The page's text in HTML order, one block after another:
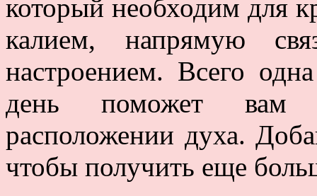
который необходим для
калием, напрямую
настроением. Всего
день поможет вам
расположении духа.
чтобы получить еще